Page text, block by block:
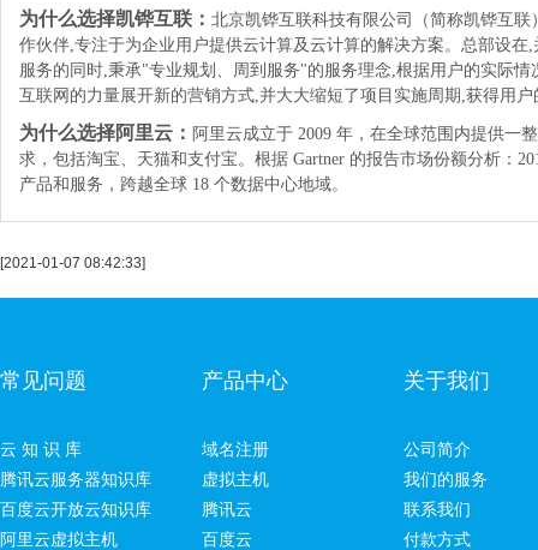
为什么选择凯铧互联： 北京凯铧互联科技有限公司（简称凯铧互
作伙伴,专注于为企业用户提供云计算及云计算的解决方案。总部设
服务的同时,秉承"专业规划、周到服务"的服务理念,根据用户的实际
互联网的力量展开新的营销方式,并大大缩短了项目实施周期,获得用
为什么选择阿里云： 阿里云成立于 2009 年，在全球范围内提供一
求，包括淘宝、天猫和支付宝。根据 Gartner 的报告市场份额分析：
产品和服务，跨越全球 18 个数据中心地域。
[2021-01-07 08:42:33]
常见问题
云 知 识 库
腾讯云服务器知识库
百度云开放云知识库
阿里云虚拟主机
产品中心
域名注册
虚拟主机
腾讯云
百度云
关于我们
公司简介
我们的服务
联系我们
付款方式